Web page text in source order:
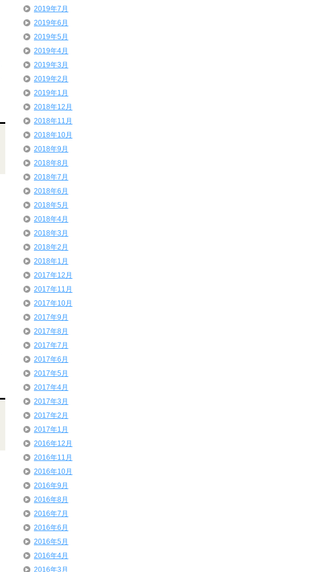
2019年7月
2019年6月
2019年5月
2019年4月
2019年3月
2019年2月
2019年1月
2018年12月
2018年11月
2018年10月
2018年9月
2018年8月
2018年7月
2018年6月
2018年5月
2018年4月
2018年3月
2018年2月
2018年1月
2017年12月
2017年11月
2017年10月
2017年9月
2017年8月
2017年7月
2017年6月
2017年5月
2017年4月
2017年3月
2017年2月
2017年1月
2016年12月
2016年11月
2016年10月
2016年9月
2016年8月
2016年7月
2016年6月
2016年5月
2016年4月
2016年3月